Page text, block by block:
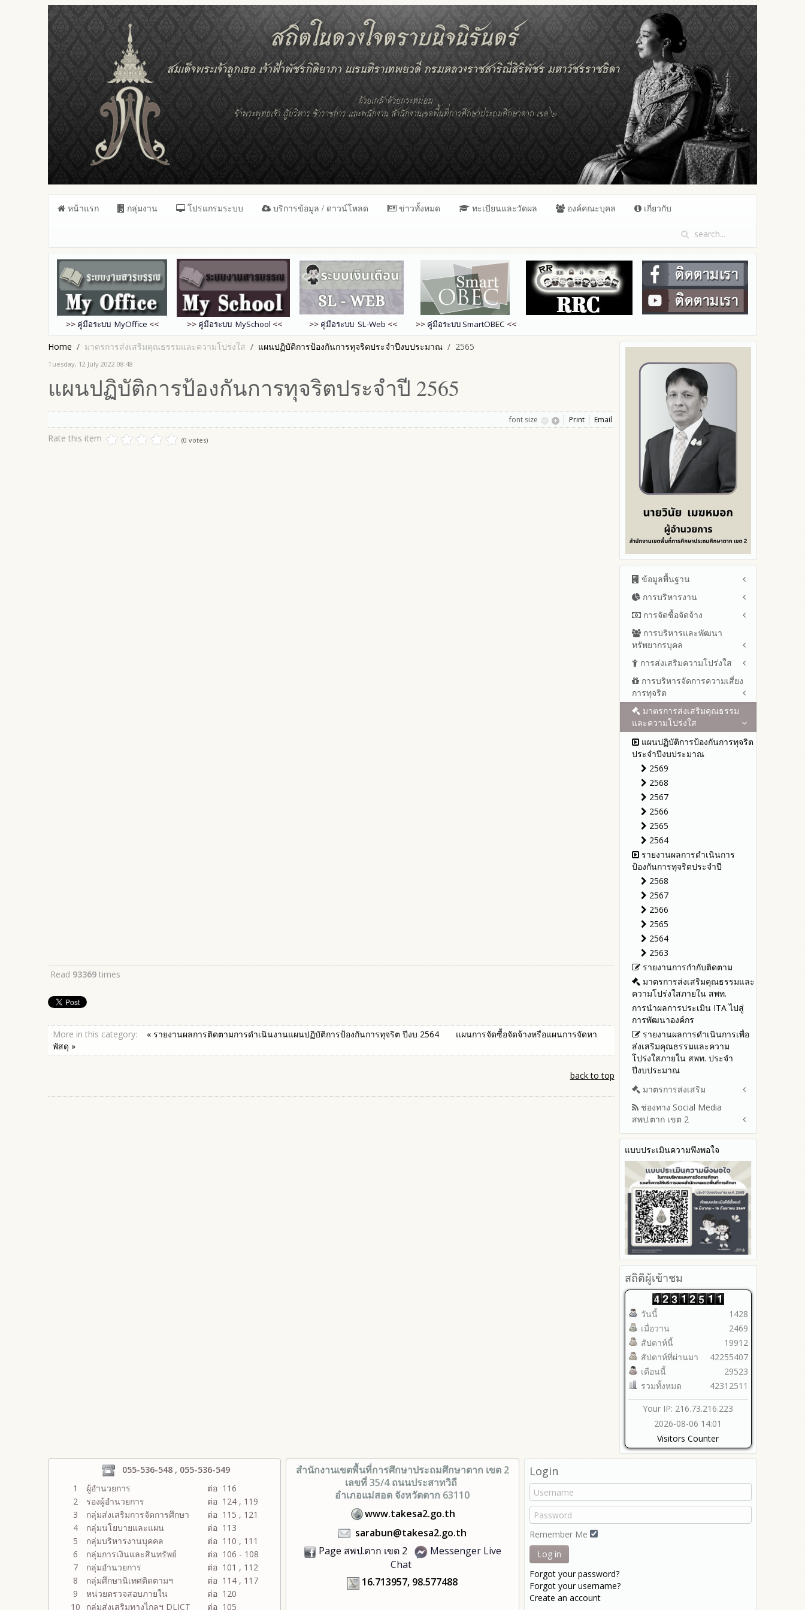
หน้าแรก กลุ่มงาน โปรแกรมระบบ บริการข้อมูล / ดาวน์โหลด ข่าวทั้งหมด ทะเบียนและวัดผล องค์คณะบุคล เกี่ยวกับ
>> คู่มือระบบ MyOffice << >> คู่มือระบบ MySchool << >> คู่มือระบบ SL-Web << >> คู่มือระบบSmartOBEC <<
Home มาตรการส่งเสริมคุณธรรมและความโปร่งใส แผนปฏิบัติการป้องกันการทุจริตประจำปีงบประมาณ 2565
Tuesday, 12 July 2022 08:48
แผนปฏิบัติการป้องกันการทุจริตประจำปี 2565
font size Print Email
Rate this item (0 votes)
Read 93369 times
More in this category: « รายงานผลการติดตามการดำเนินงานแผนปฏิบัติการป้องกันการทุจริต ปีงบ 2564
แผนการจัดซื้อจัดจ้างหรือแผนการจัดหา
พัสดุ »
back to top
ข้อมูลพื้นฐาน
โครงสร้าง หน้าที่และอำนาจ
ข้อมูลผู้บริหาร
ข้อมูลการติดต่อและ ช่อง
ทางการสอบถาม
ระเบียบ / กฎหมายที่เกี่ยวข้อง
นโยบายคุ้มครองข้อมูลส่วน
บุคคล
ข่าวประชาสัมพันธ์
ข่าวสารพัฒนาสำนักงาน
เกี่ยวข้องกับแนวทางส่งเสริมความ
โปร่งใส
การบริหารงาน
แผนยุทธศาสตร์หรือแผนพัฒนา
สำนักงานเขตพื้นที่การศึกษา
แผนและความก้าวหน้าในการ
ประจำปีงบประมาณ
ปีงบประมาณ 2569
ปีงบประมาณ 2568
ปีงบประมาณ 2567
ปีงบประมาณ 2566
ปีงบประมาณ 2565
รายงานผลการดำเนินงาน
ประจำปี
รายงานผลปี 2568
รายงานผลปี 2567
รายงานผลปี 2566
รายงานผลปี 2565
รายงานผลปี 2564
คู่มือหรือแนวทางการปฏิบัติงาน
ของเจ้าหน้าที่
คู่มือหรือแนวทางการขอรับ
บริการสำหรับผู้รับบริการหรือผู้มา
ติดต่อ
ระบบการให้บริการผ่านช่อง
ทางออนไลน์ (E-Service)
My Office
My School
SL-WEB
BRSS
ACC Tak2
การจัดซื้อจัดจ้าง
สรุปผลการจัดซื้อจัดจ้างหรือการ
จัดหาพัสดุรายเดือน ประจำ
ปีงบประมาณ พ.ศ.2569(แบบ
สขร.1)
รายงานผลการจัดซื้อจัดจ้างหรือ
การจัดหาพัสดุของสำนักงานเขต
พื้นที่การศึกษาประจำปีงบประมาณ
พ.ศ. 2568
รายการการจัดซื้อจัดจ้างหรือ
การจัดหาพัสดุและความก้าวหน้า
การจัดซื้อจัดจ้างหรือการจัดหา
พัสดุประจำปีงบประมาณ พ.ศ.2568
รายงานผลการจัดซื้อจัดจ้างหรือ
การจัดหาพัสดุประจำปีงบประมาณ
พ.ศ.2567
ประกาศต่างๆ เกี่ยวกับการจัดซื้อ
จัดจ้างหรือการจัดหาพัสดุ
แผนการจัดซื้อจัดจ้างหรือ
แผนการจัดหาพัสดุ
การบริหารและพัฒนา
ทรัพยากรบุคล
หลักเกณฑ์และแผนการบริหาร
และพัฒนาทรัพยากรบุคลล ประจำ
ปีงบประมาณ พ.ศ.2569
รายงานผลการบริหารและ
พัฒนาทรัพยากรบุคคลประจำ
ปีงบประมาณ
ประมวลจริยธรรมและการขับ
เคลื่อนจริยธรรม
การส่งเสริมความโปร่งใส
แนวปฏิบัติการจัดการเรื่องร้อง
เรียนการทุจริตและประพฤติมิชอบ
ช่องทางแจ้งเรื่องร้องเรียนการ
ทุจริตและประพฤติมิชอบ
ข้อมูลสถิติเรื่องร้องเรียนการ
ทุจริตและประพฤติมิชอบ ประจำ
ปีงบประมาณ
การเปิดโอกาสให้มีส่วนร่วมใน
การดำเนินงานปีงบประมาณ
การบริหารจัดการความเสี่ยง
การทุจริต
การขับเคลื่อนนโยบาย No Gift
Policy จากการปฏิบัติหน้าที่ และ
การเสริมสร้างความรู้เกี่ยวกับหลัก
เกณฑ์การรับ ทรัพย์สินหรือประ
โปยชน์อื่นใดโดยธรรมจรรยาของ
เจ้าพนักงานของรัฐ
การประเมินความเสี่ยง ใน
สำนักงานเขตพื้นที่การศึกษา
ประจำปีงบประมาณ
รายงานผลการดำเนินการตาม
แผนบริหารจัดการความเสี่ยงการ
ทุจริตของสำนักงานเขตพื้นที่การ
ศึกษา ประจำงบประมาณ
มาตรการส่งเสริมคุณธรรม
และความโปร่งใส
แผนปฏิบัติการป้องกันการทุจริต
ประจำปีงบประมาณ
2569
2568
2567
2566
2565
2564
รายงานผลการดำเนินการ
ป้องกันการทุจริตประจำปี
2568
2567
2566
2565
2564
2563
รายงานการกำกับติดตาม
มาตรการส่งเสริมคุณธรรมและ
ความโปร่งใสภายใน สพท.
การนำผลการประเมิน ITA ไปสู่
การพัฒนาองค์กร
รายงานผลการดำเนินการเพื่อ
ส่งเสริมคุณธรรมและความ
โปร่งใสภายใน สพท. ประจำ
ปีงบประมาณ
มาตรการส่งเสริม
มาตรการเผยแพร่ข้อมูลต่อ
สาธารณะ
มาตรการส่งเสริมความโปร่งใสใน
การจัดซื้อจัดจ้าง
มาตราการจัดการเรื่องร้องเรียน
การทุจริต
มาตรการป้องกันการรับสินบน
มาตรการป้องกันการขัดกัน
ระหว่างผลประโยชน์ส่วนตนกับ
ส่วนรวม
มาตรการตรวจสอบการใช้ดุลพินิจ
มาตราการให้ผู้มีส่วนได้ส่วนเสียมี
ส่วนร่วม
ช่องทาง Social Media
สพป.ตาก เขต 2
Q&A / ชมเชย / เสนอแนะ
Facebook เพจ สพป.ตาก 2
Youtube ช่อง สพป.ตาก เขต 2
Youtube เรื่องเล่าข่าวตาก 2
แบบประเมินความพึงพอใจ
สถิติผู้เข้าชม
วันนี้
เมื่อวาน
สัปดาห์นี้
สัปดาห์ที่ผ่านมา
เดือนนี้
รวมทั้งหมด
1428
2469
19912
42255407
29523
42312511
Your IP: 216.73.216.223
2026-08-06 14:01
Visitors Counter
055-536-548 , 055-536-549
1
ผู้อำนวยการ
ต่อ 116
2
รองผู้อำนวยการ
ต่อ 124 , 119
3
กลุ่มส่งเสริมการจัดการศึกษา
ต่อ 115 , 121
4
กลุ่มนโยบายและแผน
ต่อ 113
5
กลุ่มบริหารงานบุคคล
ต่อ 110 , 111
6
กลุ่มการเงินและสินทรัพย์
ต่อ 106 - 108
7
กลุ่มอำนวยการ
ต่อ 101 , 112
8
กลุ่มศึกษานิเทศติดตามฯ
ต่อ 114 , 117
9
หน่วยตรวจสอบภายใน
ต่อ 120
10
กลุ่มส่งเสริมทางไกลฯ DLICT ต่อ 105
สำนักงานเขตพื้นที่การศึกษาประถมศึกษาตาก เขต 2
เลขที่ 35/4 ถนนประสาทวิถี
อำเภอแม่สอด จังหวัดตาก 63110
www.takesa2.go.th
sarabun@takesa2.go.th
Page สพป.ตาก เขต 2
Messenger Live
Chat
16.713957, 98.577488
Login
Remember Me
Log in
Forgot your password?
Forgot your username?
Create an account